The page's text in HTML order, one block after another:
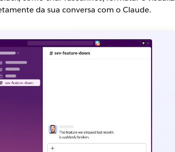
da sua conversa com o Claude.